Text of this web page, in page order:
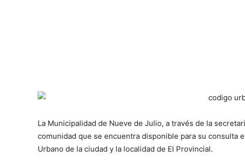
La Municipalidad de Nueve de Julio, a través de la
comunidad que se encuentra disponible para su consulta
Urbano de la ciudad y la localidad de El Provincial.